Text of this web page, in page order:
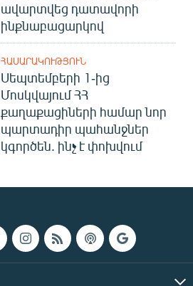
ավարտվեց դատավորի
ինքնաբացարկով
ՀԱՍԱՐԱԿՈՒԹՅՈՒՆ
Սեպտեմբերի 1-ից
Մոսկվայում ՀՀ
քաղաքացիների համար նոր
պարտադիր պահանջներ
կգործեն. ինչ է փոխվում